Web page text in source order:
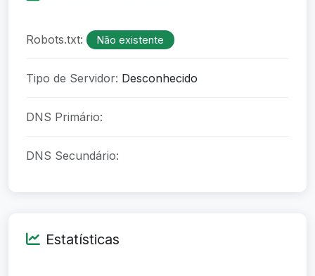
Robots.txt: Não existente
Tipo de Servidor: Desconhecido
DNS Primário:
DNS Secundário:
Estatísticas